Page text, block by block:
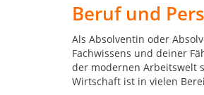
Beruf und
Als Absolventin oder
Fachwissens und deiner
der modernen Arbeitswelt
Wirtschaft ist in vielen